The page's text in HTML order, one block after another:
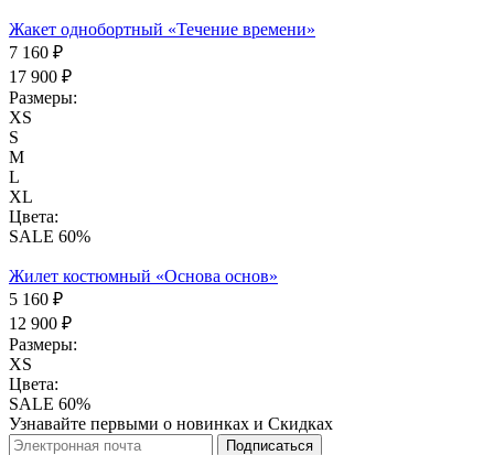
Жакет однобортный «Течение времени»
7 160 ₽
17 900 ₽
Размеры:
XS
S
M
L
XL
Цвета:
SALE 60%
Жилет костюмный «Основа основ»
5 160 ₽
12 900 ₽
Размеры:
XS
Цвета:
SALE 60%
Узнавайте первыми о новинках и Скидках
Подписаться